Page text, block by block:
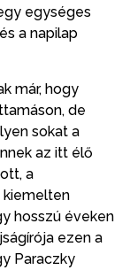
egységes
a napilap
már, hogy
de
sokat a
az itt élő
a
kiemelten
hosszú éveken
ezen a
Paraczky